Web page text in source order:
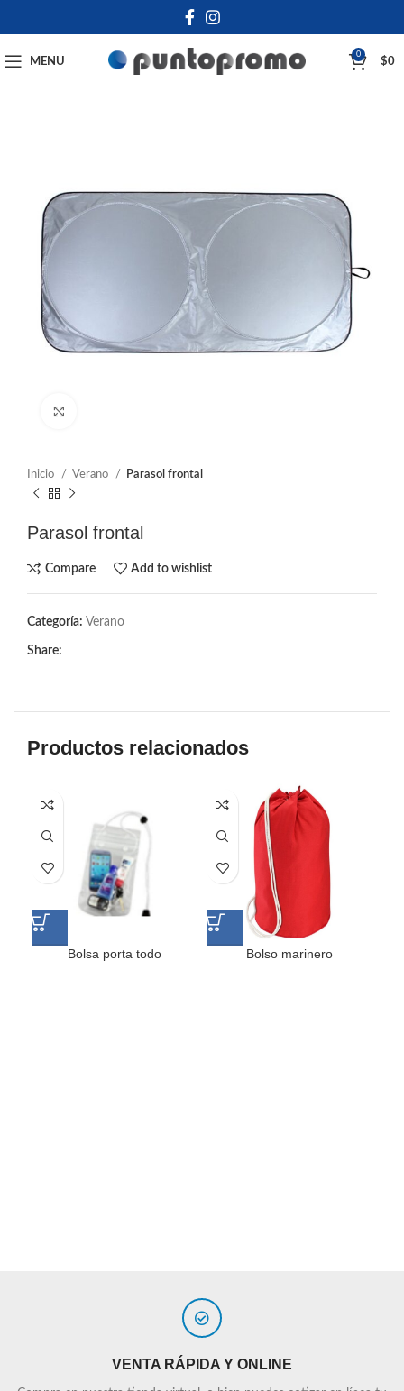
MENU
0
$0
Inicio Verano Parasol frontal
Parasol frontal
Compare Add to wishlist
Categoría: Verano
Share:
Productos relacionados
Bolsa porta todo Bolso marinero
VENTA RÁPIDA Y ONLINE